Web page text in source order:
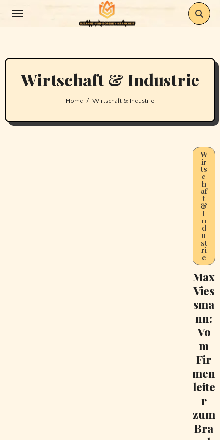
Wirtschaft & Industrie
Home Wirtschaft & Industrie
W
ir
ts
c
h
af
t
&
I
n
d
u
st
ri
e
Max
Vies
sma
nn:
Vo
m
Fir
men
leite
r
zum
Bra